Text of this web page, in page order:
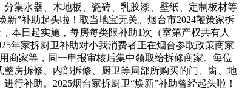
集水器、木地板、瓷砖、乳胶漆、壁纸、定制板材等
新”补助起头啦！取当地宝无关。烟台市2024鞭策家拆
本日起实施，每房每类限补助1次（室第产权共有人
年家拆厨卫补助对小我消费者正在烟台参取政策商家
商家等，同一申报审核后集中领取给拆修商家。每位
房拆修、内部拆修、厨卫等局部所购买的门、窗、地
行补助。2025烟台家拆厨卫“焕新”补助曾经起头啦！